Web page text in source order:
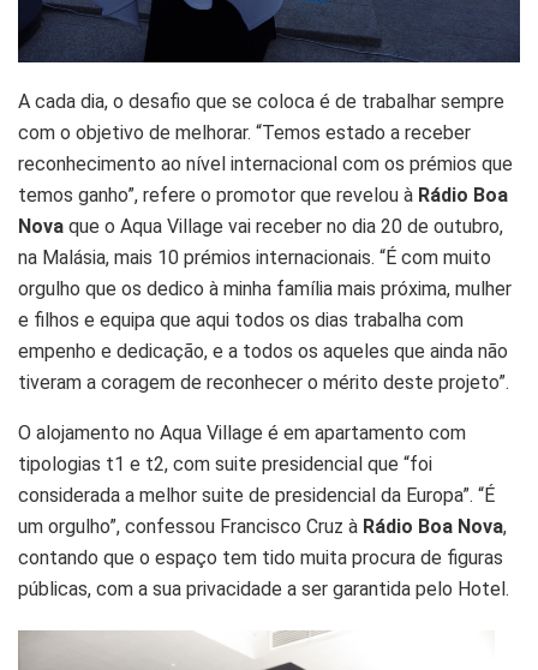
A cada dia, o desafio que se coloca é de trabalhar sempre
com o objetivo de melhorar. “Temos estado a receber
reconhecimento ao nível internacional com os prémios que
temos ganho”, refere o promotor que revelou à Rádio Boa
Nova que o Aqua Village vai receber no dia 20 de outubro,
na Malásia, mais 10 prémios internacionais. “É com muito
orgulho que os dedico à minha família mais próxima, mulher
e filhos e equipa que aqui todos os dias trabalha com
empenho e dedicação, e a todos os aqueles que ainda não
tiveram a coragem de reconhecer o mérito deste projeto”.
O alojamento no Aqua Village é em apartamento com
tipologias t1 e t2, com suite presidencial que “foi
considerada a melhor suite de presidencial da Europa”. “É
um orgulho”, confessou Francisco Cruz à Rádio Boa Nova,
contando que o espaço tem tido muita procura de figuras
públicas, com a sua privacidade a ser garantida pelo Hotel.